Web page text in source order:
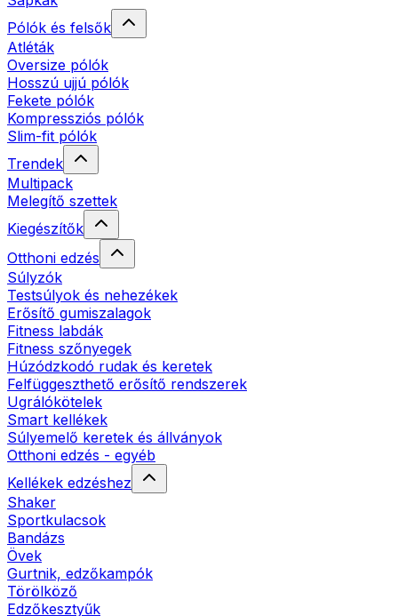
Pólók és felsők
Atléták
Oversize pólók
Hosszú ujjú pólók
Fekete pólók
Kompressziós pólók
Slim-fit pólók
Trendek
Multipack
Melegítő szettek
Kiegészítők
Otthoni edzés
Súlyzók
Testsúlyok és nehezékek
Erősítő gumiszalagok
Fitness labdák
Fitness szőnyegek
Húzódzkodó rudak és keretek
Felfüggeszthető erősítő rendszerek
Ugrálókötelek
Smart kellékek
Súlyemelő keretek és állványok
Otthoni edzés - egyéb
Kellékek edzéshez
Shaker
Sportkulacsok
Bandázs
Övek
Gurtnik, edzőkampók
Törölköző
Edzőkesztyűk